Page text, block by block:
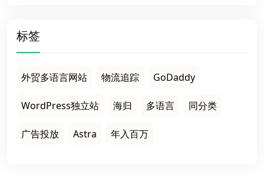
标签
外贸多语言网站 物流追踪 GoDaddy
WordPress独立站 海归 多语言 同分类
广告投放 Astra 年入百万